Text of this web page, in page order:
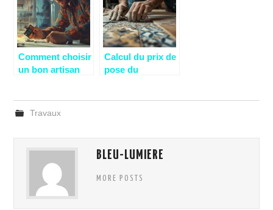
mesure ?
Comment choisir
un bon artisan
vos projets
Calcul du prix de
pose du
Travaux
BLEU-LUMIERE
MORE POSTS